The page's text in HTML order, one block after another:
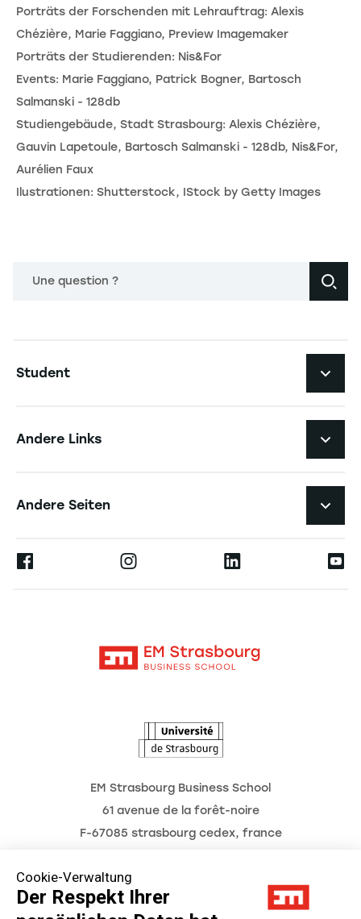
Cookie-Verwaltung
Der Respekt Ihrer
Porträts der Forschenden mit Lehrauftrag: Alexis
Chézière, Marie Faggiano, Preview Imagemaker
Porträts der Studierenden: Nis&For
Events: Marie Faggiano, Patrick Bogner, Bartosch
Salmanski - 128db
Studiengebäude, Stadt Strasbourg: Alexis Chézière,
Gauvin Lapetoule, Bartosch Salmanski - 128db, Nis&For,
Aurélien Faux
Ilustrationen: Shutterstock, IStock by Getty Images
Une question ?
Student
Forschung
Andere Links
Andere Seiten
Ernest
EM Strasbourg Business School
61 avenue de la forêt-noire
F-67085 strasbourg cedex, france